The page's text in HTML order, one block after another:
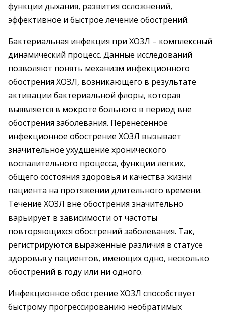
функции дыхания, развития осложнений,
эффективное и быстрое лечение обострений.
Бактериальная инфекция при ХОЗЛ – комплексный
динамический процесс. Данные исследований
позволяют понять механизм инфекционного
обострения ХОЗЛ, возникающего в результате
активации бактериальной флоры, которая
выявляется в мокроте больного в период вне
обострения заболевания. Перенесенное
инфекционное обострение ХОЗЛ вызывает
значительное ухудшение хронического
воспалительного процесса, функции легких,
общего состояния здоровья и качества жизни
пациента на протяжении длительного времени.
Течение ХОЗЛ вне обострения значительно
варьирует в зависимости от частоты
повторяющихся обострений заболевания. Так,
регистрируются выраженные различия в статусе
здоровья у пациентов, имеющих одно, несколько
обострений в году или ни одного.
Инфекционное обострение ХОЗЛ способствует
быстрому прогрессированию необратимых